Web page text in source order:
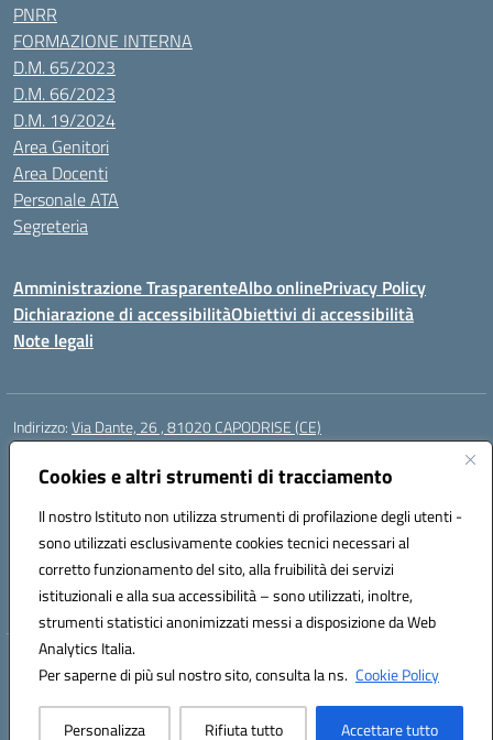
Cookies e altri strumenti di tracciamento
Il nostro Istituto non utilizza strumenti di profilazione degli utenti -
sono utilizzati esclusivamente cookies tecnici necessari al
corretto funzionamento del sito, alla fruibilità dei servizi
istituzionali e alla sua accessibilità – sono utilizzati, inoltre,
strumenti statistici anonimizzati messi a disposizione da Web
Analytics Italia.
Per saperne di più sul nostro sito, consulta la ns. Cookie Policy
Personalizza Rifiuta tutto Accettare tutto
PNRR
FORMAZIONE INTERNA
D.M. 65/2023
D.M. 66/2023
D.M. 19/2024
Area Genitori
Area Docenti
Personale ATA
Segreteria
Amministrazione TrasparenteAlbo onlinePrivacy Policy
Dichiarazione di accessibilitàObiettivi di accessibilità
Note legali
Indirizzo:Via Dante, 26 , 81020 CAPODRISE (CE)
Centralino:
Posta elettronica certificata (PEC):CEIC83000V@pec.istruzione.it
Codice fiscale: 80103200616
Codice meccanografico:CEIC83000V
Codice Indice delle Pubbliche Amministrazioni (IPA): istsc_ceic83000v
Codice unico di fatturazione (CUF): UFO76N
Hosting & Powered by 3D Solution S.r.l.
Concept & Design by Designers Italia